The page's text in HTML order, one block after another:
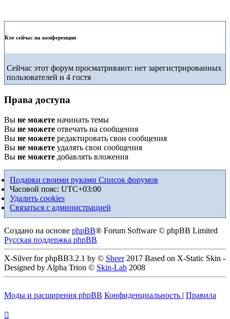
Кто сейчас на конференции
Сейчас этот форум просматривают: нет зарегистрированных
пользователей и 4 гостя
Права доступа
Вы не можете начинать темы
Вы не можете отвечать на сообщения
Вы не можете редактировать свои сообщения
Вы не можете удалять свои сообщения
Вы не можете добавлять вложения
Подарки своими руками Список форумов
Часовой пояс: UTC+03:00
Удалить cookies
Связаться с администрацией
Создано на основе phpBB® Forum Software © phpBB Limited
Русская поддержка phpBB
X-Silver for phpBB3.2.1 by © Sheer2017 Based on X-Static Skin -
Designed by Alpha Trion © Skin-Lab 2008
Моды и расширения phpBB Конфиденциальность | Правила